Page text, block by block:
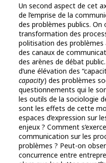
Un second aspect de cet
de l’emprise de la
des problèmes publics. On
transformation des
politisation des
des canaux de
des arènes de débat
d’une élévation des
capacity) des problèmes
questionnements qui le
les outils de la sociologie
sont les effets de cette
espaces d’expression sur
enjeux ? Comment
communication sur les
problèmes ? Peut-on
concurrence entre